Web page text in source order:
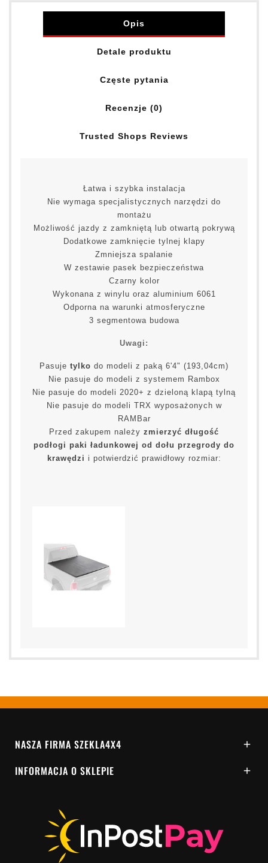
Opis
Detale produktu
Częste pytania
Recenzje (0)
Trusted Shops Reviews
Łatwa i szybka instalacja
Nie wymaga specjalistycznych narzędzi do
montażu
Możliwość jazdy z zamkniętą lub otwartą pokrywą
Dodatkowe zamknięcie tylnej klapy
Zmniejsza spalanie
W zestawie pasek bezpieczeństwa
Czarny kolor
Wykonana z winylu oraz aluminium 6061
Odporna na warunki atmosferyczne
3 segmentowa budowa
Uwagi:
Pasuje tylko do modeli z paką 6'4" (193,04cm)
Nie pasuje do modeli z systemem Rambox
Nie pasuje do modeli 2020+ z dzieloną klapą tylną
Nie pasuje do modeli TRX wyposażonych w
RAMBar
Przed zakupem należy zmierzyć długość
podłogi paki ładunkowej od dołu przegrody do
krawędzi i potwierdzić prawidłowy rozmiar:
NASZA FIRMA SZEKLA4X4 
INFORMACJA O SKLEPIE 